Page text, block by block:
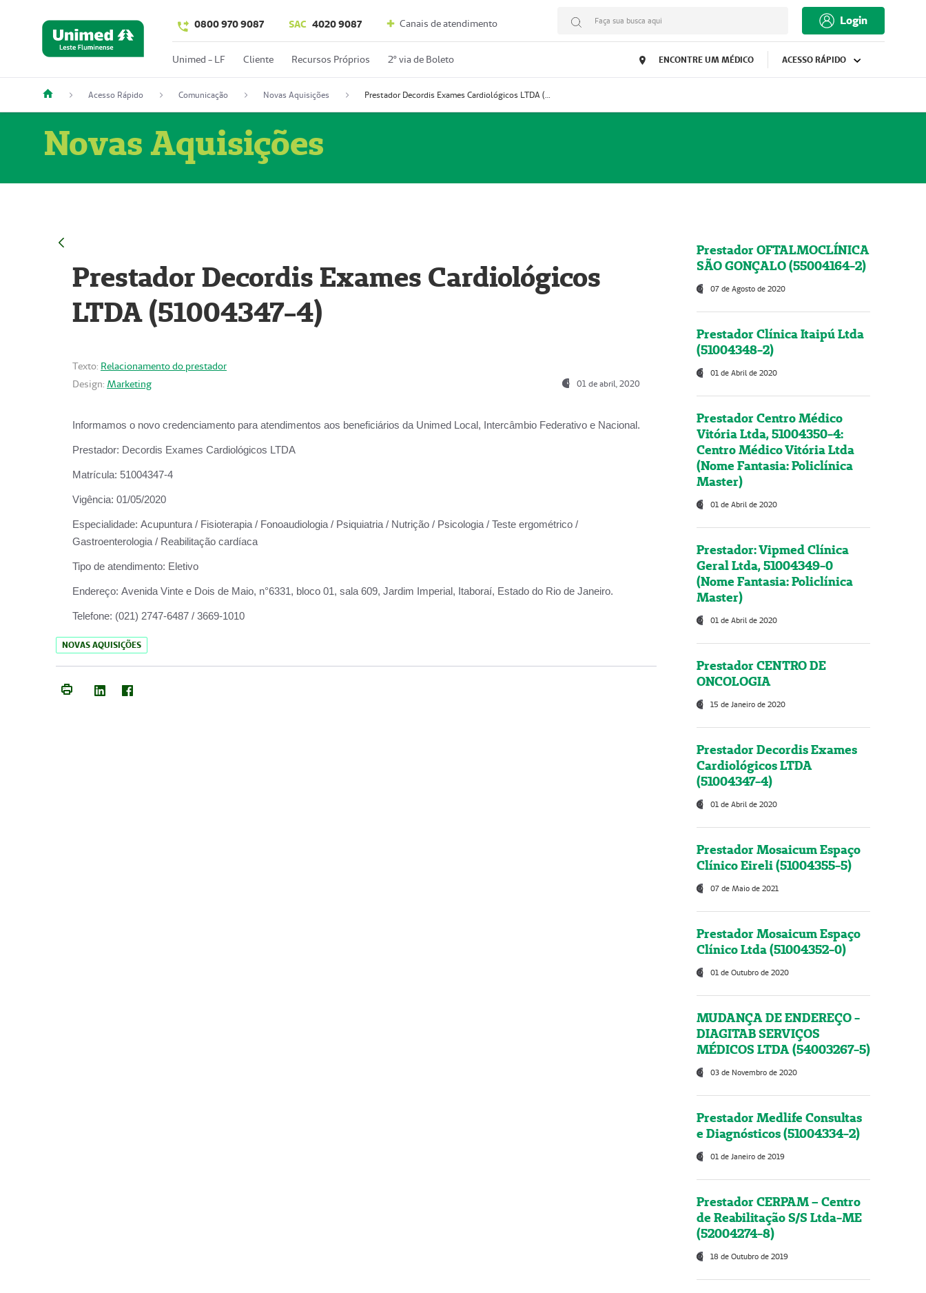
0800 970 9087 SAC 4020 9087 Canais de atendimento Faça sua busca aqui Login
Unimed - LF Cliente Recursos Próprios 2º via de Boleto ENCONTRE UM MÉDICO ACESSO RÁPIDO
Acesso Rápido Comunicação Novas Aquisições Prestador Decordis Exames Cardiológicos LTDA (51004347-4)
Novas Aquisições
Prestador Decordis Exames Cardiológicos
LTDA (51004347-4)
Texto: Relacionamento do prestador
Design: Marketing 01 de abril, 2020
Informamos o novo credenciamento para atendimentos aos beneficiários da Unimed Local, Intercâmbio Federativo e Nacional.
Prestador: Decordis Exames Cardiológicos LTDA
Matrícula: 51004347-4
Vigência: 01/05/2020
Especialidade: Acupuntura / Fisioterapia / Fonoaudiologia / Psiquiatria / Nutrição / Psicologia / Teste ergométrico /
Gastroenterologia / Reabilitação cardíaca
Tipo de atendimento: Eletivo
Endereço: Avenida Vinte e Dois de Maio, n°6331, bloco 01, sala 609, Jardim Imperial, Itaboraí, Estado do Rio de Janeiro.
Telefone: (021) 2747-6487 / 3669-1010
NOVAS AQUISIÇÕES
Prestador OFTALMOCLÍNICA
SÃO GONÇALO (55004164-2)
07 de Agosto de 2020
Prestador Clínica Itaipú Ltda
(51004348-2)
01 de Abril de 2020
Prestador Centro Médico
Vitória Ltda, 51004350-4:
Centro Médico Vitória Ltda
(Nome Fantasia: Policlínica
Master)
01 de Abril de 2020
Prestador: Vipmed Clínica
Geral Ltda, 51004349-0
(Nome Fantasia: Policlínica
Master)
01 de Abril de 2020
Prestador CENTRO DE
ONCOLOGIA
15 de Janeiro de 2020
Prestador Decordis Exames
Cardiológicos LTDA
(51004347-4)
01 de Abril de 2020
Prestador Mosaicum Espaço
Clínico Eireli (51004355-5)
07 de Maio de 2021
Prestador Mosaicum Espaço
Clínico Ltda (51004352-0)
01 de Outubro de 2020
MUDANÇA DE ENDEREÇO -
DIAGITAB SERVIÇOS
MÉDICOS LTDA (54003267-5)
03 de Novembro de 2020
Prestador Medlife Consultas
e Diagnósticos (51004334-2)
01 de Janeiro de 2019
Prestador CERPAM – Centro
de Reabilitação S/S Ltda-ME
(52004274-8)
18 de Outubro de 2019